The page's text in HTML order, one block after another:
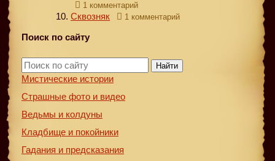
1 комментарий
Сквозняк 1 комментарий
Поиск по сайту
Найти
Мистические истории
Страшные фото и видео
Ведьмы и колдуны
Кладбище и покойники
Гадания и предсказания